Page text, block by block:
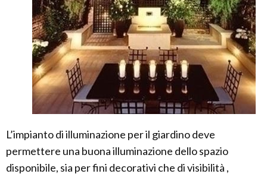
L’impianto di illuminazione per il giardino deve
permettere una buona illuminazione dello spazio
disponibile, sia per fini decorativi che di visibilità ,